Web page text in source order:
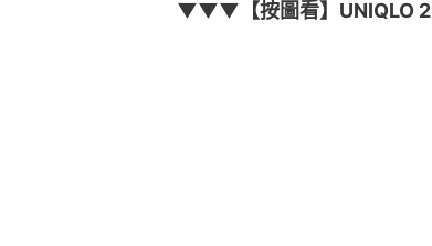
▼▼▼【按圖看】UNIQLO